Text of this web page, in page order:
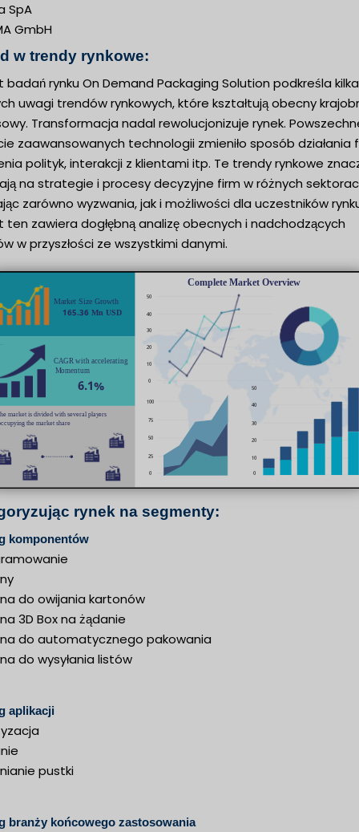
SpA
GmbH
w trendy rynkowe:
badań rynku On Demand Packaging Solution podkreśla kilka
uwagi trendów rynkowych, które kształtują obecny
Transformacja nadal rewolucjonizuje rynek.
zaawansowanych technologii zmieniło sposób działania
polityk, interakcji z klientami itp. Te trendy rynkowe
na strategie i procesy decyzyjne firm w różnych
zarówno wyzwania, jak i możliwości dla uczestników
ten zawiera dogłębną analizę obecnych i nadchodzących
w przyszłości ze wszystkimi danymi.
rynek na segmenty:
komponentów
do owijania kartonów
3D Box na żądanie
do automatycznego pakowania
do wysyłania listów
aplikacji
pustki
branży końcowego zastosowania